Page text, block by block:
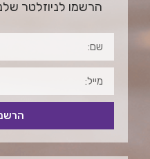
הרשמו לניוזלטר